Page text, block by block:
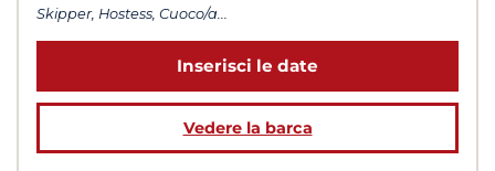
Skipper, Hostess, Cuoco/a...
Inserisci le date
Vedere la barca